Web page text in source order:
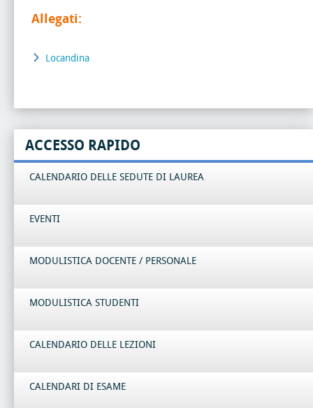
Allegati:
Locandina
ACCESSO RAPIDO
CALENDARIO DELLE SEDUTE DI LAUREA
EVENTI
MODULISTICA DOCENTE / PERSONALE
MODULISTICA STUDENTI
CALENDARIO DELLE LEZIONI
CALENDARI DI ESAME